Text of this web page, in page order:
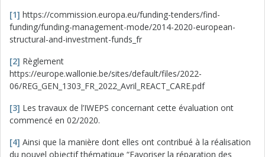
[1] https://commission.europa.eu/funding-tenders/find-
funding/funding-management-mode/2014-2020-european-
structural-and-investment-funds_fr
[2] Règlement
https://europe.wallonie.be/sites/default/files/2022-
06/REG_GEN_1303_FR_2022_Avril_REACT_CARE.pdf
[3] Les travaux de l’IWEPS concernant cette évaluation ont
commencé en 02/2020.
[4] Ainsi que la manière dont elles ont contribué à la réalisation
du nouvel objectif thématique “Favoriser la réparation des